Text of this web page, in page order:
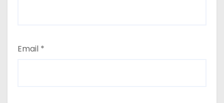
Email *